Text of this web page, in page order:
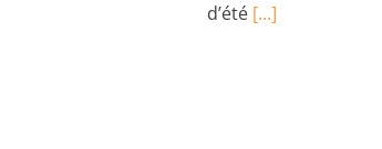
d’été [...]